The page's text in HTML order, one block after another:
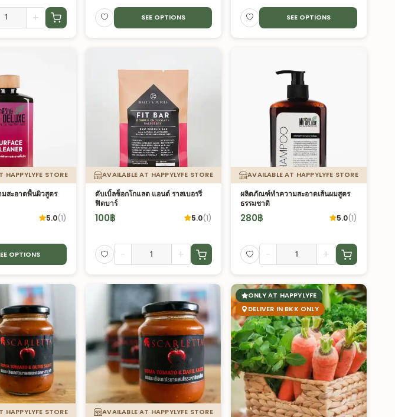
+ SEE OPTIONS SEE OPTIONS
HAPPYLYFE STORE
สะอาดพื้นผิวสูตร
5.0(1)
OPTIONS
AVAILABLE AT HAPPYLYFE STORE
ดับเบิ้ลช็อกโกแลต แอนด์ ราสเบอรรี่
ฟิตบาร์
100฿ 5.0(1)
- +
AVAILABLE AT HAPPYLYFE STORE
ผลิตภัณฑ์ทำความสะอาดเส้นผมสูตร
ธรรมชาติ
280฿ 5.0(1)
- +
HAPPYLYFE STORE AVAILABLE AT HAPPYLYFE STORE
ONLY AT HAPPYLYFE
DELIVER IN BKK ONLY